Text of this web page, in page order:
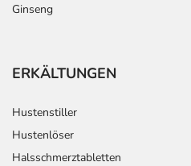
Ginseng
ERKÄLTUNGEN
Hustenstiller
Hustenlöser
Halsschmerztabletten